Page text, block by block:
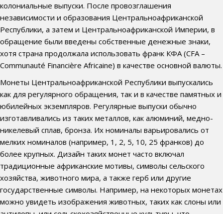
колониальные выпуски. После провозглашения
независимости и образования Центральноафриканской
Республики, а затем и Центральноафриканской Империи, в
обращение были введены собственные денежные знаки,
хотя страна продолжала использовать франк КФА (CFA –
Communauté Financière Africaine) в качестве основной валюты.
Монеты Центральноафриканской Республики выпускались
как для регулярного обращения, так и в качестве памятных и
юбилейных экземпляров. Регулярные выпуски обычно
изготавливались из таких металлов, как алюминий, медно-
никелевый сплав, бронза. Их номиналы варьировались от
мелких номиналов (например, 1, 2, 5, 10, 25 франков) до
более крупных. Дизайн таких монет часто включал
традиционные африканские мотивы, символы сельского
хозяйства, животного мира, а также герб или другие
государственные символы. Например, на некоторых монетах
можно увидеть изображения животных, таких как слоны или